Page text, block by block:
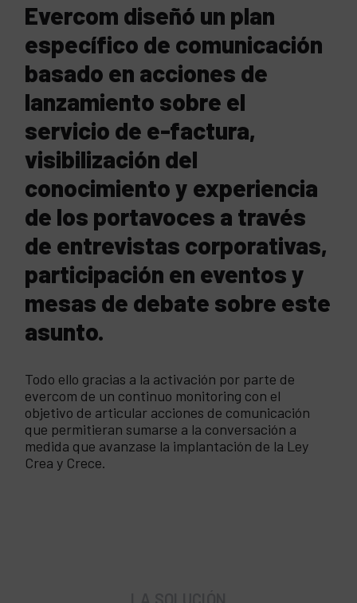
Evercom diseñó un plan
específico de comunicación
basado en acciones de
lanzamiento sobre el
servicio de e-factura,
visibilización del
conocimiento y experiencia
de los portavoces a través
de entrevistas corporativas,
participación en eventos y
mesas de debate sobre este
asunto.
Todo ello gracias a la activación por parte de
evercom de un continuo monitoring con el
objetivo de articular acciones de comunicación
que permitieran sumarse a la conversación a
medida que avanzase la implantación de la Ley
Crea y Crece.